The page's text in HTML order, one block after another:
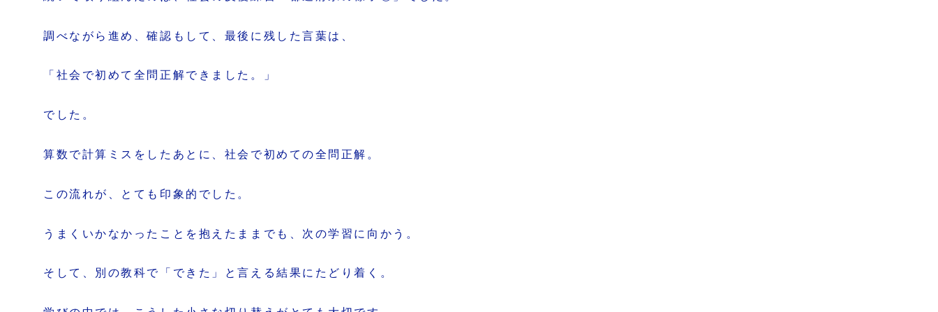
調べながら進め、確認もして、最後に残した言葉は、
「社会で初めて全問正解できました。」
でした。
算数で計算ミスをしたあとに、社会で初めての全問正解。
この流れが、とても印象的でした。
うまくいかなかったことを抱えたままでも、次の学習に向かう。
そして、別の教科で「できた」と言える結果にたどり着く。